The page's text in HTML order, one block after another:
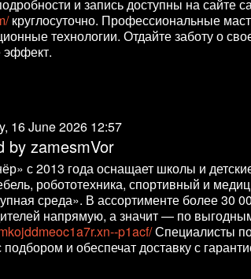
и запись доступны на сайте
круглосуточно. Профессиональные
технологии. Отдайте заботу о
эффект.
16 June 2026 12:57
by zamesmVor
с 2013 года оснащает школы и
робототехника, спортивный и
среда». В ассортименте более 30
напрямую, а значит — по
p1acf/Специалисты
и обеспечат доставку с